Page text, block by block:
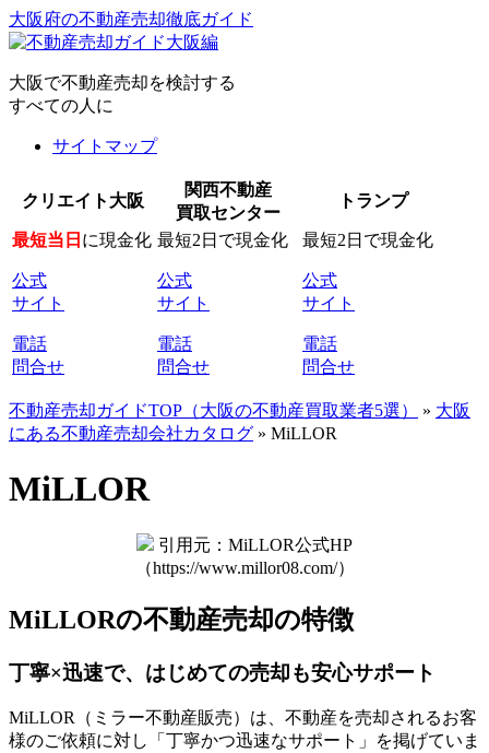
大阪府の不動産売却徹底ガイド
大阪で不動産売却を検討する
すべての人に
サイトマップ
クリエイト大阪
関西不動産
買取センター
トランプ
最短当日 に現金化
公式
サイト
電話
問合せ
最短2日で現金化
公式
サイト
電話
問合せ
最短2日で現金化
公式
サイト
電話
問合せ
不動産売却ガイドTOP（大阪の不動産買取業者5選） » 大阪
にある不動産売却会社カタログ » MiLLOR
MiLLOR
引用元：MiLLOR公式HP
（https://www.millor08.com/）
MiLLORの不動産売却の特徴
丁寧×迅速で、はじめての売却も安心サポート
MiLLOR（ミラー不動産販売）は、不動産を売却されるお客
様のご依頼に対し「丁寧かつ迅速なサポート」を掲げていま